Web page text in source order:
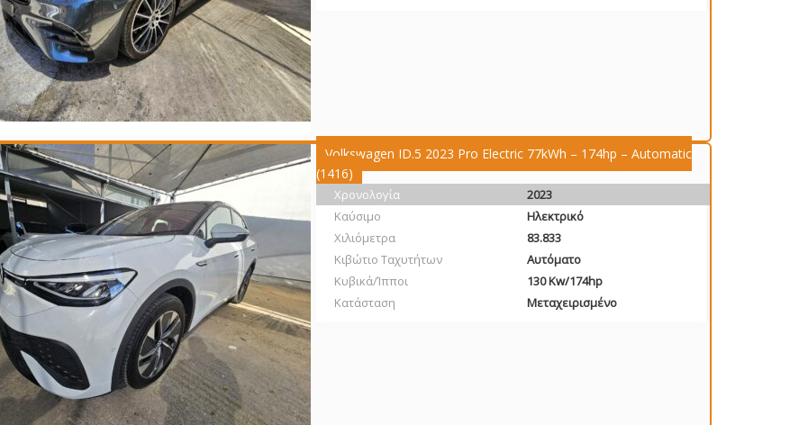
Volkswagen ID.5 2023 Pro Electric 77kWh – 174hp – Automatic
(1416)
Χρονολογία
2023
Καύσιμο
Ηλεκτρικό
Χιλιόμετρα
83.833
Κιβώτιο Ταχυτήτων
Αυτόματο
Κυβικά/Ίπποι
130 Kw/174hp
Κατάσταση
Μεταχειρισμένο